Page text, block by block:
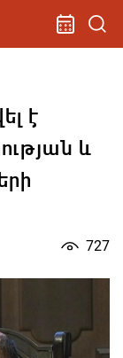
է
և
727